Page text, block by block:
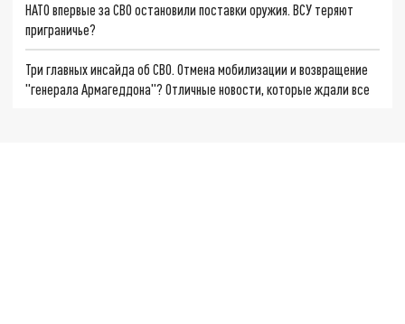
НАТО впервые за СВО остановили поставки оружия. ВСУ теряют
приграничье?
Три главных инсайда об СВО. Отмена мобилизации и возвращение
"генерала Армагеддона"? Отличные новости, которые ждали все